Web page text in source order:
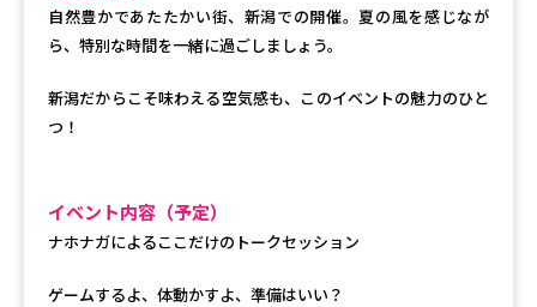
自然豊かであたたかい街、新潟での開催。夏の風を感じなが
ら、特別な時間を一緒に過ごしましょう。
新潟だからこそ味わえる空気感も、このイベントの魅力のひと
つ！
イベント内容（予定）
ナホナガによるここだけのトークセッション
ゲームするよ、体動かすよ、準備はいい？